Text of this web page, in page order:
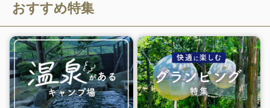
おすすめ特集